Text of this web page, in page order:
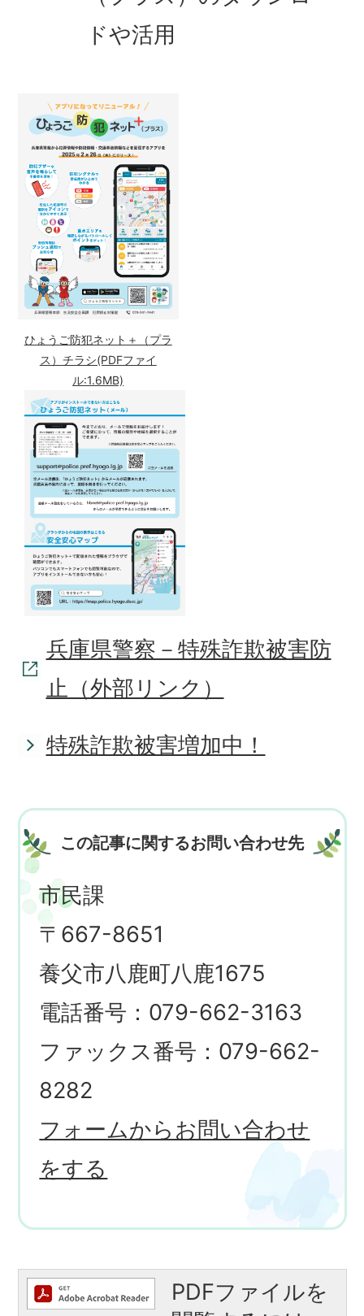
ドや活用
ひょうご防犯ネット＋（プラ
ス）チラシ(PDFファイ
ル:1.6MB)
兵庫県警察－特殊詐欺被害防
止（外部リンク）
特殊詐欺被害増加中！
この記事に関するお問い合わせ先
市民課
〒667-8651
養父市八鹿町八鹿1675
電話番号：079-662-3163
ファックス番号：079-662-
8282
フォームからお問い合わせ
をする
PDFファイルを